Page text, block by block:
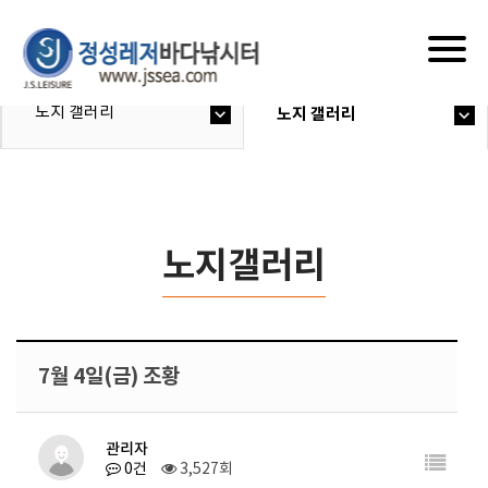
노지 갤러리 노지 갤러리
노지갤러리
7월 4일(금) 조황
관리자
0건 3,527회